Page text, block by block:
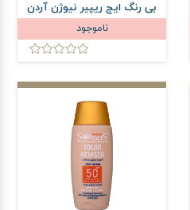
بی رنگ ایج ریپیر نیوژن آردن
میلی لیتر
ناموجود